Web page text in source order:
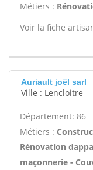
Métiers :
Voir la fiche
Auriault joël sarl
Ville : Lencloitre
Département: 86
Métiers :
Rénovation
maçonnerie -